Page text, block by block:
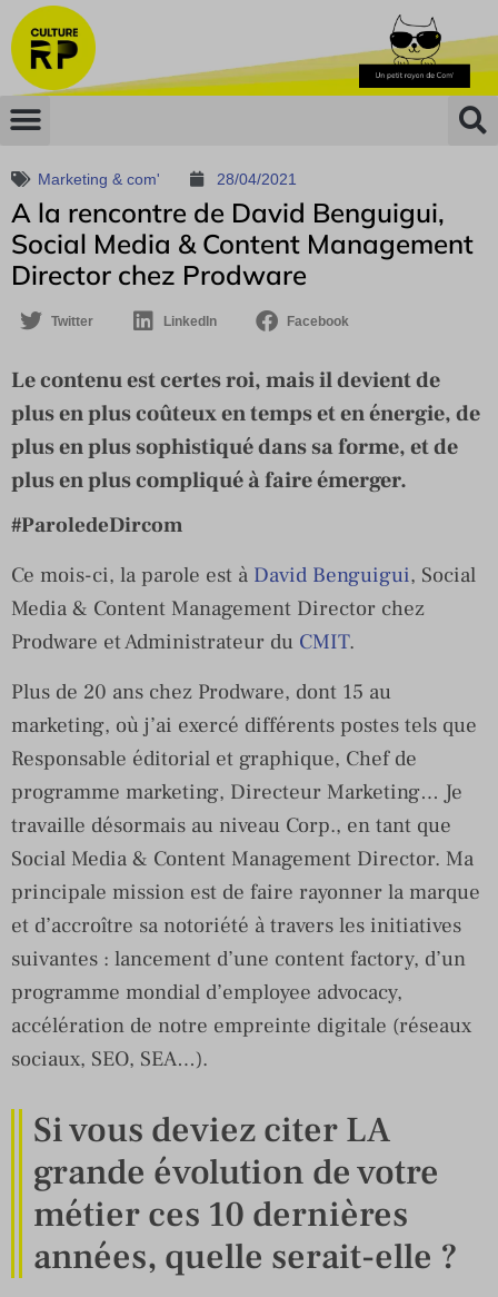
Marketing & com' 28/04/2021
A la rencontre de David Benguigui,
Social Media & Content Management
Director chez Prodware
Twitter LinkedIn Facebook
Le contenu est certes roi, mais il devient de
plus en plus coûteux en temps et en énergie, de
plus en plus sophistiqué dans sa forme, et de
plus en plus compliqué à faire émerger.
#ParoledeDircom
Ce mois-ci, la parole est à David Benguigui, Social
Media & Content Management Director chez
Prodware et Administrateur du CMIT.
Plus de 20 ans chez Prodware, dont 15 au
marketing, où j’ai exercé différents postes tels que
Responsable éditorial et graphique, Chef de
programme marketing, Directeur Marketing… Je
travaille désormais au niveau Corp., en tant que
Social Media & Content Management Director. Ma
principale mission est de faire rayonner la marque
et d’accroître sa notoriété à travers les initiatives
suivantes : lancement d’une content factory, d’un
programme mondial d’employee advocacy,
accélération de notre empreinte digitale (réseaux
sociaux, SEO, SEA…).
Si vous deviez citer LA
grande évolution de votre
métier ces 10 dernières
années, quelle serait-elle ?